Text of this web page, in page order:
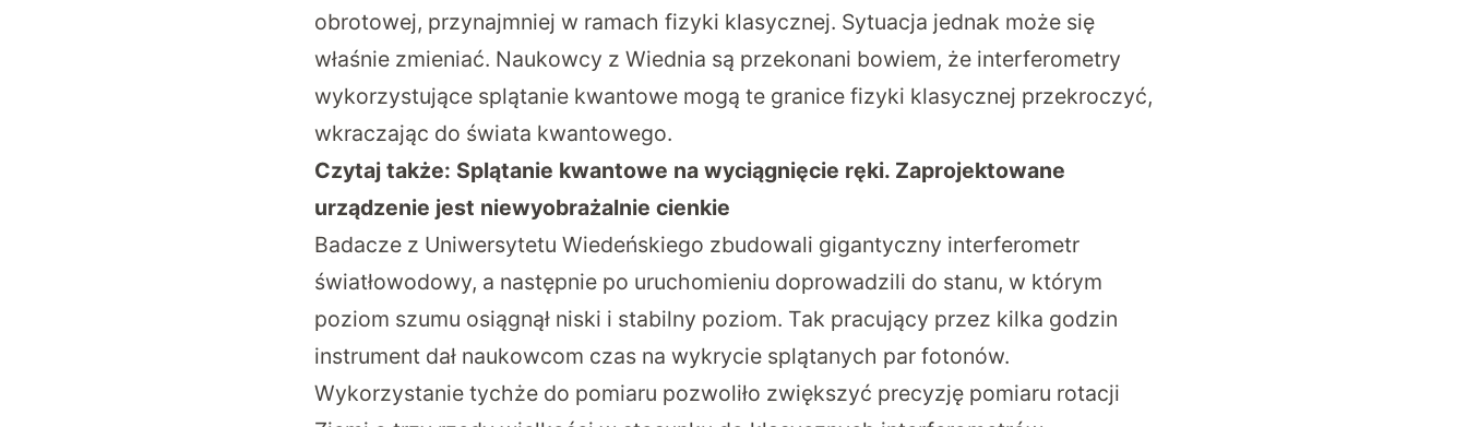
obrotowej, przynajmniej w ramach fizyki klasycznej. Sytuacja jednak może się
właśnie zmieniać. Naukowcy z Wiednia są przekonani bowiem, że interferometry
wykorzystujące splątanie kwantowe mogą te granice fizyki klasycznej przekroczyć,
wkraczając do świata kwantowego.
Czytaj także: Splątanie kwantowe na wyciągnięcie ręki. Zaprojektowane
urządzenie jest niewyobrażalnie cienkie
Badacze z Uniwersytetu Wiedeńskiego zbudowali gigantyczny interferometr
światłowodowy, a następnie po uruchomieniu doprowadzili do stanu, w którym
poziom szumu osiągnął niski i stabilny poziom. Tak pracujący przez kilka godzin
instrument dał naukowcom czas na wykrycie splątanych par fotonów.
Wykorzystanie tychże do pomiaru pozwoliło zwiększyć precyzję pomiaru rotacji